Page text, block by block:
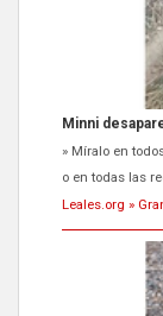
Minni
» Míralo en
o en todas las
Leales.org »